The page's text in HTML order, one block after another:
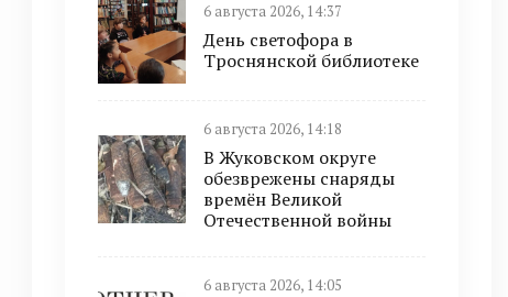
6 августа 2026, 14:37
День светофора в
Троснянской библиотеке
6 августа 2026, 14:18
В Жуковском округе
обезврежены снаряды
времён Великой
Отечественной войны
6 августа 2026, 14:05